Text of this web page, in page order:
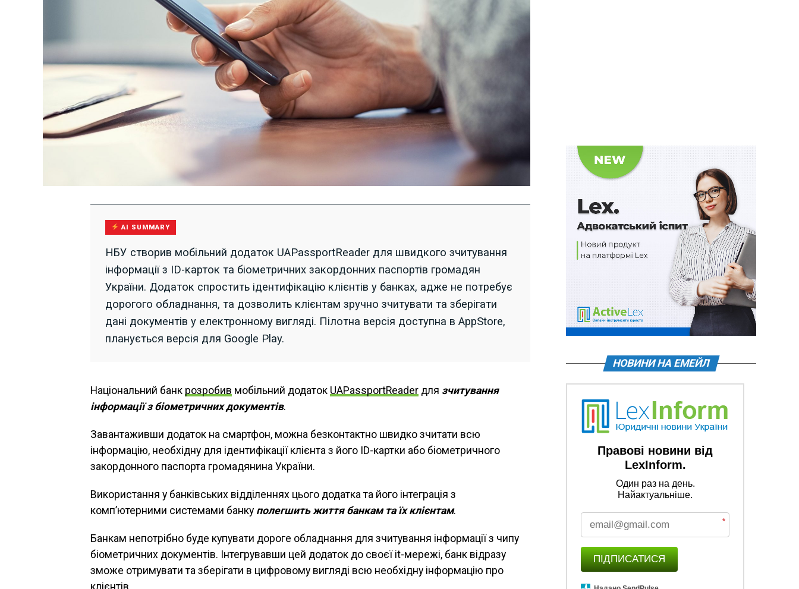
AI SUMMARY
НБУ створив мобільний додаток UAPassportReader для швидкого зчитування
інформації з ID-карток та біометричних закордонних паспортів громадян
України. Додаток спростить ідентифікацію клієнтів у банках, адже не потребує
дорогого обладнання, та дозволить клієнтам зручно зчитувати та зберігати
дані документів у електронному вигляді. Пілотна версія доступна в AppStore,
планується версія для Google Play.
Національний банк розробив мобільний додаток UAPassportReader для зчитування
інформації з біометричних документів.
Завантаживши додаток на смартфон, можна безконтактно швидко зчитати всю
інформацію, необхідну для ідентифікації клієнта з його ID-картки або біометричного
закордонного паспорта громадянина України.
Використання у банківських відділеннях цього додатка та його інтеграція з
комп’ютерними системами банку полегшить життя банкам та їх клієнтам.
Банкам непотрібно буде купувати дороге обладнання для зчитування інформації з чипу
біометричних документів. Інтегрувавши цей додаток до своєї it-мережі, банк відразу
зможе отримувати та зберігати в цифровому вигляді всю необхідну інформацію про
клієнтів.
НОВИНИ НА ЕМЕЙЛ
Правові новини від
LexInform.
Один раз на день.
Найактуальніше.
*
ПІДПИСАТИСЯ